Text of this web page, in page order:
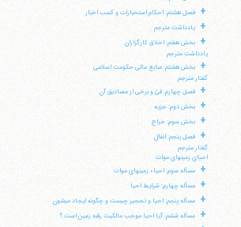
+ فصل هشتم: احکام استخبارات و کسب اخبار
+ یادداشت مترجم
+
بخش هفتم: اخلاق کارگزاران
یادداشت مترجم
+
بخش هشتم: منابع مالی حکومت اسلامی
گفتار مترجم
+ فصل چهارم: فئ و برخی از مصادیق آن
+ بخش دوم: جزیه
+ بخش سوم: خراج
+
فصل پنجم: انفال
گفتار مترجم
احیای زمینهای موات
+ مسأله سوم: احیاء زمینهای موات
+ مسأله چهارم: شرایط احیا
+ مسأله پنجم: احیا و تحجیر چیست و چگونه ایجاد می‎شون
+ مسأله ششم: آیا احیا موجب مالکیت رقبه زمین است ؟
ایران،قم،میدان مصلّی، بلوار شهید محمّد منتظری،
فکس 37740015-25-98+